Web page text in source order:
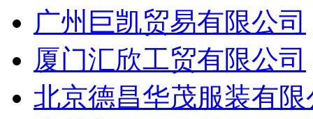
广州巨凯贸易有限公司
厦门汇欣工贸有限公司
北京德昌华茂服装有限